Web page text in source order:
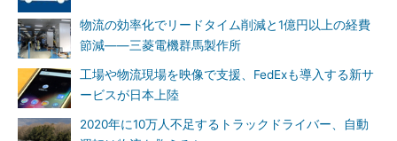
物流の効率化でリードタイム削減と1億円以上の経費
節減――三菱電機群馬製作所
工場や物流現場を映像で支援、FedExも導入する新サ
ービスが日本上陸
2020年に10万人不足するトラックドライバー、自動